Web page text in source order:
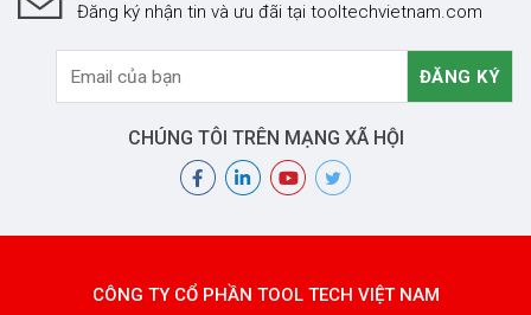
Đăng ký nhận tin và ưu đãi tại tooltechvietnam.com
CHÚNG TÔI TRÊN MẠNG XÃ HỘI
CÔNG TY CỔ PHẦN TOOL TECH VIỆT NAM